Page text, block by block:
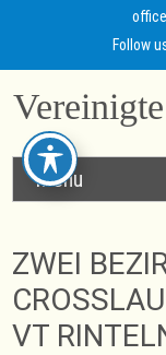
Follow
Menu
ZWEI
VT